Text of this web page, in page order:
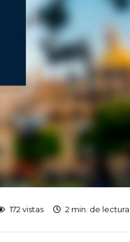
172 vistas 2 min. de lectura